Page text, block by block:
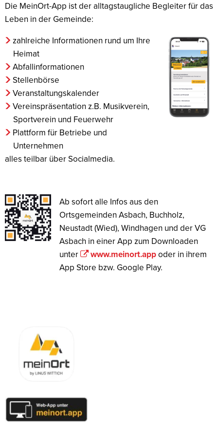
Die MeinOrt-App ist der alltagstaugliche Begleiter für das
Leben in der Gemeinde:
zahlreiche Informationen rund um Ihre
Heimat
Abfallinformationen
Stellenbörse
Veranstaltungskalender
Vereinspräsentation z.B. Musikverein,
Sportverein und Feuerwehr
Plattform für Betriebe und
Unternehmen
alles teilbar über Socialmedia.
Ab sofort alle Infos aus den
Ortsgemeinden Asbach, Buchholz,
Neustadt (Wied), Windhagen und der VG
Asbach in einer App zum Downloaden
unter
www.meinort.appoder in ihrem
App Store bzw. Google Play.